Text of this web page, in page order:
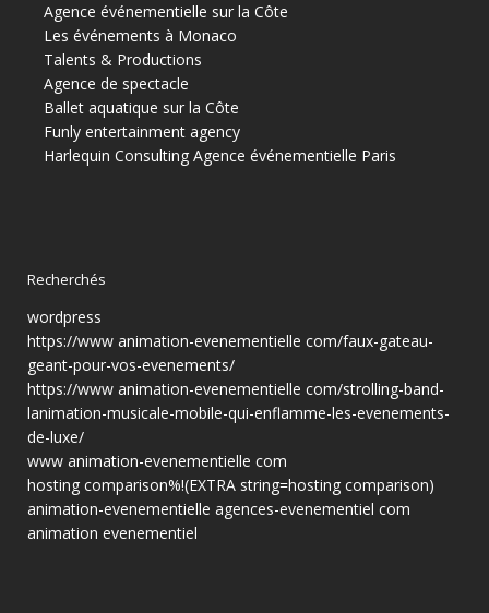
Agence événementielle sur la Côte
Les événements à Monaco
Talents & Productions
Agence de spectacle
Ballet aquatique sur la Côte
Funly entertainment agency
Harlequin Consulting Agence événementielle Paris
Recherchés
wordpress
https://www animation-evenementielle com/faux-gateau-
geant-pour-vos-evenements/
https://www animation-evenementielle com/strolling-band-
lanimation-musicale-mobile-qui-enflamme-les-evenements-
de-luxe/
www animation-evenementielle com
hosting comparison%!(EXTRA string=hosting comparison)
animation-evenementielle agences-evenementiel com
animation evenementiel